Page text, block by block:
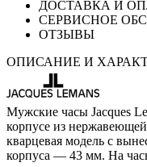
ДОСТАВКА И
СЕРВИСНОЕ
ОТЗЫВЫ
ОПИСАНИЕ И
Мужские часы Jacques
корпусе из
кварцевая модель с
корпуса — 43 мм. На